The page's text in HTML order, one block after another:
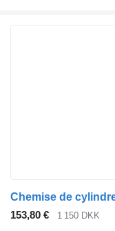
Chemise de
153,80 €
1 150 DKK